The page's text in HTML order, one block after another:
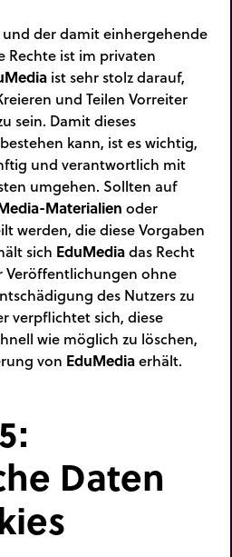
und der damit einhergehende
Rechte ist im privaten
ist sehr stolz darauf,
und Teilen Vorreiter
sein. Damit dieses
kann, ist es wichtig,
und verantwortlich mit
umgehen. Sollten auf
Materialien oder
werden, diediese Vorgaben
sich EduMediadas Recht
Veröffentlichungen ohne
des Nutzers zu
verpflichtet sich, diese
wie möglich zu löschen,
von EduMediaerhält.
Daten